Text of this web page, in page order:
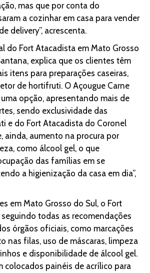
mas que por conta do
a cozinhar em casa para vender
delivery”, acrescenta.
do Fort Atacadista em Mato Grosso
explica que os clientes têm
itens para preparações caseiras,
de hortifruti. O Açougue Carne
opção, apresentando mais de
sendo exclusividade das
e do Fort Atacadista do Coronel
ainda, aumento na procura por
como álcool gel, o que
das famílias em se
a higienização da casa em dia”,
em Mato Grosso do Sul, o Fort
todas as recomendações
órgãos oficiais, como marcações
nas filas, uso de máscaras, limpeza
e disponibilidade de álcool gel.
colocados painéis de acrílico para